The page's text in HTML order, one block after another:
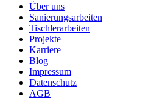
Über uns
Sanierungsarbeiten
Tischlerarbeiten
Projekte
Karriere
Blog
Impressum
Datenschutz
AGB